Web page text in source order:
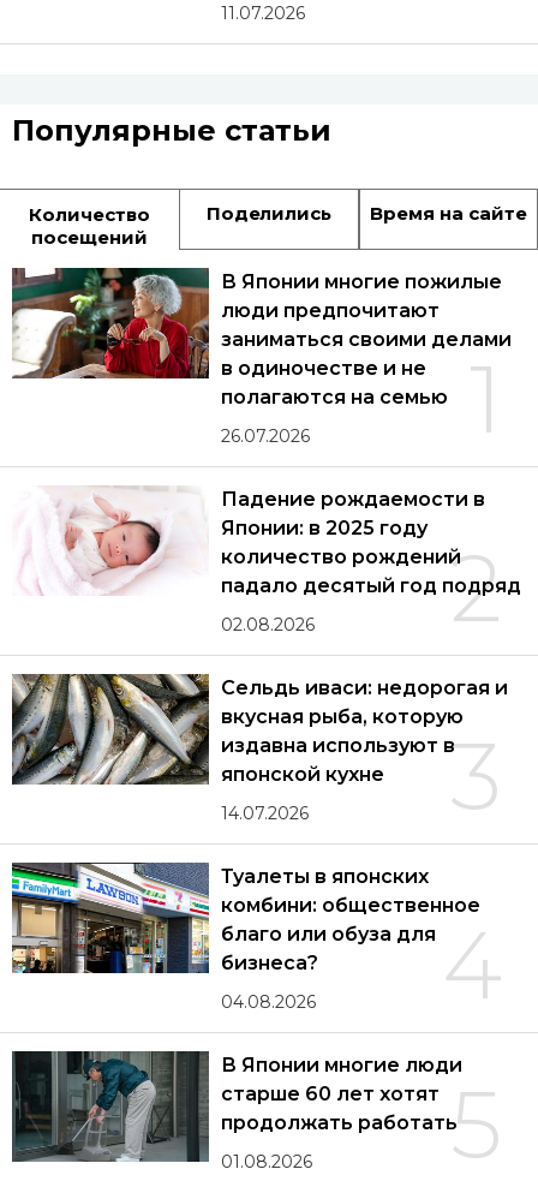
11.07.2026
Популярные статьи
Количество
посещений
Поделились Время на сайте
1
В Японии многие пожилые
люди предпочитают
заниматься своими делами
в одиночестве и не
полагаются на семью
26.07.2026
2
Падение рождаемости в
Японии: в 2025 году
количество рождений
падало десятый год подряд
02.08.2026
3
Сельдь иваси: недорогая и
вкусная рыба, которую
издавна используют в
японской кухне
14.07.2026
4
Туалеты в японских
комбини: общественное
благо или обуза для
бизнеса?
04.08.2026
5
В Японии многие люди
старше 60 лет хотят
продолжать работать
01.08.2026